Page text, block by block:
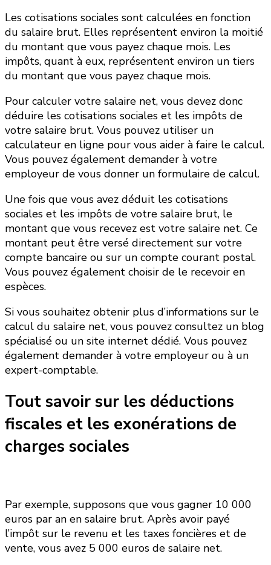
Les cotisations sociales sont calculées en fonction
du salaire brut. Elles représentent environ la moitié
du montant que vous payez chaque mois. Les
impôts, quant à eux, représentent environ un tiers
du montant que vous payez chaque mois.
Pour calculer votre salaire net, vous devez donc
déduire les cotisations sociales et les impôts de
votre salaire brut. Vous pouvez utiliser un
calculateur en ligne pour vous aider à faire le calcul.
Vous pouvez également demander à votre
employeur de vous donner un formulaire de calcul.
Une fois que vous avez déduit les cotisations
sociales et les impôts de votre salaire brut, le
montant que vous recevez est votre salaire net. Ce
montant peut être versé directement sur votre
compte bancaire ou sur un compte courant postal.
Vous pouvez également choisir de le recevoir en
espèces.
Si vous souhaitez obtenir plus d’informations sur le
calcul du salaire net, vous pouvez consultez un blog
spécialisé ou un site internet dédié. Vous pouvez
également demander à votre employeur ou à un
expert-comptable.
Tout savoir sur les déductions
fiscales et les exonérations de
charges sociales
Par exemple, supposons que vous gagner 10 000
euros par an en salaire brut. Après avoir payé
l’impôt sur le revenu et les taxes foncières et de
vente, vous avez 5 000 euros de salaire net.